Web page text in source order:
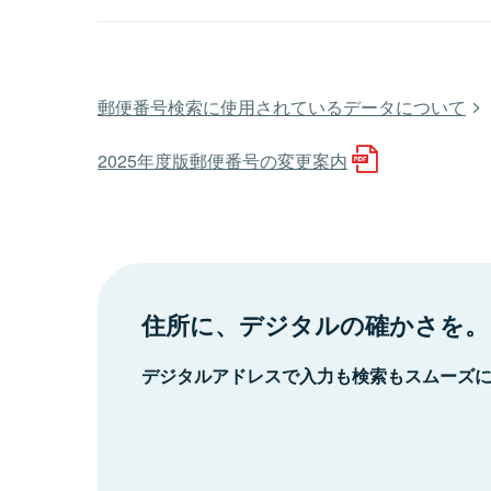
郵便番号検索に使用されているデータについて
2025年度版郵便番号の変更案内
住所に、デジタルの確かさを。
デジタルアドレスで入力も検索もスムーズ